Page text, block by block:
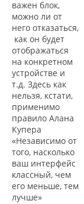
важен блок,
можно ли от
него отказаться,
как он будет
отображаться
на конкретном
устройстве и
т.д. Здесь как
нельзя, кстати,
применимо
правило Алана
Купера
«Независимо от
того, насколько
ваш интерфейс
классный, чем
его меньше, тем
лучше»